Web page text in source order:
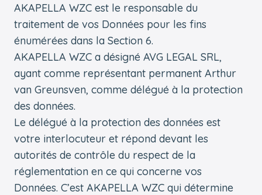
AKAPELLA WZC est le responsable du
traitement de vos Données pour les fins
énumérées dans la Section 6.
AKAPELLA WZC a désigné AVG LEGAL SRL,
ayant comme représentant permanent Arthur
van Greunsven, comme délégué à la protection
des données.
Le délégué à la protection des données est
votre interlocuteur et répond devant les
autorités de contrôle du respect de la
réglementation en ce qui concerne vos
Données. C’est AKAPELLA WZC qui détermine